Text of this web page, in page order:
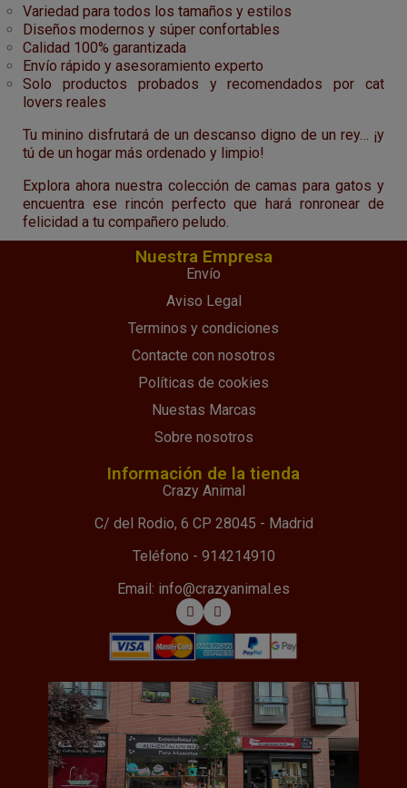
Variedad para todos los tamaños y estilos
Diseños modernos y súper confortables
Calidad 100% garantizada
Envío rápido y asesoramiento experto
Solo productos probados y recomendados por cat
lovers reales
Tu minino disfrutará de un descanso digno de un rey… ¡y
tú de un hogar más ordenado y limpio!
Explora ahora nuestra colección de camas para gatos y
encuentra ese rincón perfecto que hará ronronear de
felicidad a tu compañero peludo.
Nuestra Empresa
Envío
Aviso Legal
Terminos y condiciones
Contacte con nosotros
Políticas de cookies
Nuestas Marcas
Sobre nosotros
Información de la tienda
Crazy Animal
C/ del Rodio, 6 CP 28045 - Madrid
Teléfono - 914214910
Email: info@crazyanimal.es